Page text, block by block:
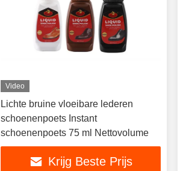
Video
Lichte bruine vloeibare lederen
schoenenpoets Instant
schoenenpoets 75 ml Nettovolume
Krijg Beste Prijs